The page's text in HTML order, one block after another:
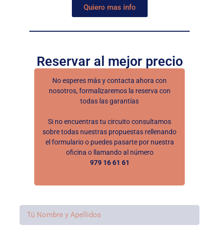
Quiero mas info
Reservar al mejor precio
No esperes más y contacta ahora con
nosotros, formalizaremos la reserva con
todas las garantías
Si no encuentras tu circuito consultamos
sobre todas nuestras propuestas rellenando
el formulario o puedes pasarte por nuestra
oficina o llamando al número
979 16 61 61